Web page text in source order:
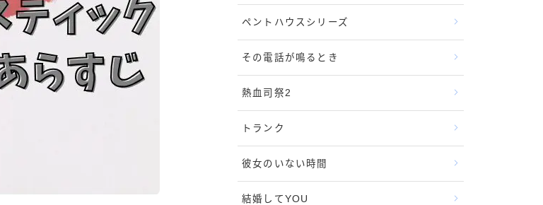
ペントハウスシリーズ
その電話が鳴るとき
熱血司祭2
トランク
彼女のいない時間
結婚してYOU